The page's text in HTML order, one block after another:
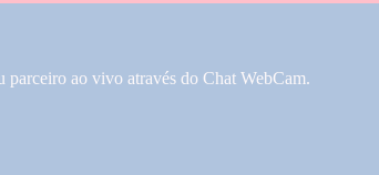
parceiro ao vivo através do Chat WebCam.